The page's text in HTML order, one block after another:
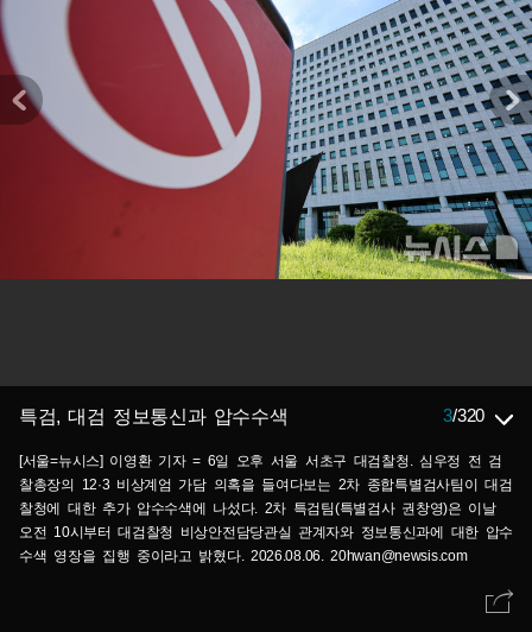
특검, 대검 정보통신과 압수수색 3/320
[서울=뉴시스] 이영환 기자 = 6일 오후 서울 서초구 대검찰청. 심우정 전 검
찰총장의 12·3 비상계엄 가담 의혹을 들여다보는 2차 종합특별검사팀이 대검
찰청에 대한 추가 압수수색에 나섰다. 2차 특검팀(특별검사 권창영)은 이날
오전 10시부터 대검찰청 비상안전담당관실 관계자와 정보통신과에 대한 압수
수색 영장을 집행 중이라고 밝혔다. 2026.08.06. 20hwan@newsis.com